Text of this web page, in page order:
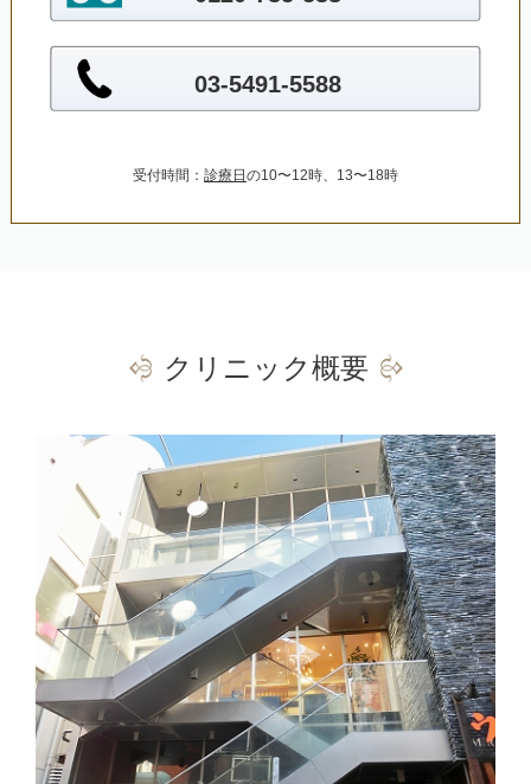
03-5491-5588
受付時間： 診療日 の10〜12時、13〜18時
クリニック概要